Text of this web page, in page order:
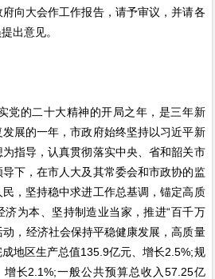
大会作工作报告，请予审议，并请各
出意见。
的二十大精神的开局之年，是三年新
展的一年，市政府始终坚持以习近平新
指导，认真贯彻落实中央、省和韶关市
下，在市人大及其常委会和市政协的监
，坚持稳中求进工作总基调，锚定高质
为本、坚持制造业当家，推进“百千万
动，经济社会保持平稳健康发展，高质量
地区生产总值135.9亿元、增长2.5%;规
增长2.1%;一般公共预算总收入57.25亿